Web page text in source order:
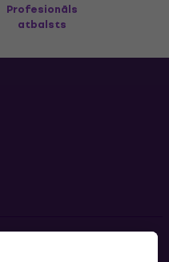
Profesionāls
atbalsts